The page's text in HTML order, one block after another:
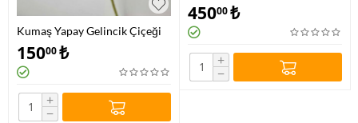
Kumaş Yapay Gelincik Çiçeği
15000₺
+
−
45000₺
+
−